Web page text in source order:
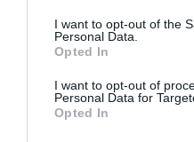
I want to opt-out of the
Personal Data.
Opted In
I want to opt-out of
Personal Data for
Opted In
– Στο Faliro Summer
οπτικό-ακουστικό
Όποτε υπάρχει η